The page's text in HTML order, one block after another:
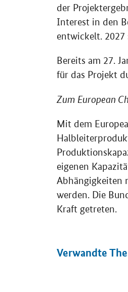
der
Interest in den
entwickelt.
Bereits am 27.
für das Projekt
Zum European
Mit dem
eigenen
Abhängigkeiten
werden. Die
Kraft getreten.
Verwandte